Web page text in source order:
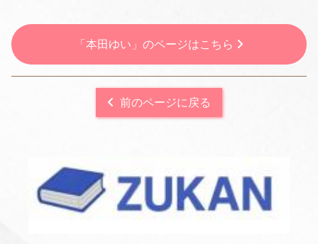
「本田ゆい」のページはこちら
前のページに戻る